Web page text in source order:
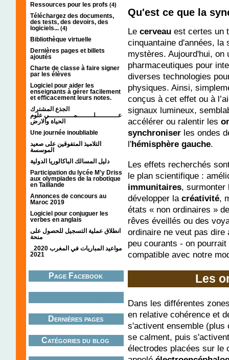
Ressources pour les profs (4)
Téléchargez des documents,
des tests, des devoirs, des
logiciels... (4)
Bibliothèque virtuelle
Dernières pages et billets
ajoutés
Charte de classe à faire signer
par les élèves
Logiciel pour aider les
enseignants à gérer facilement
et efficacement leurs notes.
الجذع المشترك
عـــــــــــلــــــــمــــــــــــي علوم
الحياة والارض
Une journée inoubliable
التلاميذ المتفوقين على صعيد
الموسسة
دليل المسالك الباكالوريا الدولية
Participation du lycée M'y Driss
aux olympiades de la robotique
en Taillande
Annonces de concours au
Maroc 2019
Logiciel pour conjuguer les
verbes en anglais
انطلاق عملية التسجيل للحصول على
منحة
2021
Page Facebook
Dernières pages
Catégories du blog
Qu'est ce que la
Le cerveau est certes un
cinquantaine d'années,
mystères. Aujourd'hui, on
pharmaceutiques pour
diverses technologies
physiques. Ainsi,
conçus à cet effet ou à
signaux lumineux,
accélérer ou ralentir les
synchroniser les ondes
l'hémisphère gauche.
Les effets recherchés
le plan scientifique :
immunitaires,
développer la créativité,
états « non ordinaires »
rêves éveillés ou des
ordinaire ne veut pas
peu courants - on
compatible avec notre
Les
Dans les différentes
en relative cohérence et
s'activent ensemble
se calment, puis
électrodes placées sur le